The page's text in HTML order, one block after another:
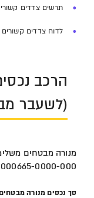
תרשים צדדים
לדוח צדדים קשורים
הרכב
(לשעבר
0000-000
סך נכסים מנורה